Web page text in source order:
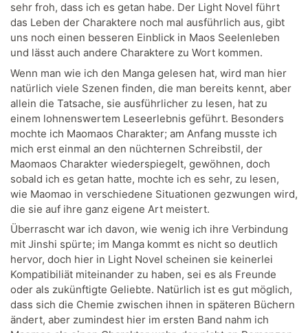
sehr froh, dass ich es getan habe. Der Light Novel führt
das Leben der Charaktere noch mal ausführlich aus, gibt
uns noch einen besseren Einblick in Maos Seelenleben
und lässt auch andere Charaktere zu Wort kommen.
Wenn man wie ich den Manga gelesen hat, wird man hier
natürlich viele Szenen finden, die man bereits kennt, aber
allein die Tatsache, sie ausführlicher zu lesen, hat zu
einem lohnenswertem Leseerlebnis geführt. Besonders
mochte ich Maomaos Charakter; am Anfang musste ich
mich erst einmal an den nüchternen Schreibstil, der
Maomaos Charakter wiederspiegelt, gewöhnen, doch
sobald ich es getan hatte, mochte ich es sehr, zu lesen,
wie Maomao in verschiedene Situationen gezwungen wird,
die sie auf ihre ganz eigene Art meistert.
Überrascht war ich davon, wie wenig ich ihre Verbindung
mit Jinshi spürte; im Manga kommt es nicht so deutlich
hervor, doch hier in Light Novel scheinen sie keinerlei
Kompatibiliät miteinander zu haben, sei es als Freunde
oder als zukünftigte Geliebte. Natürlich ist es gut möglich,
dass sich die Chemie zwischen ihnen in späteren Büchern
ändert, aber zumindest hier im ersten Band nahm ich